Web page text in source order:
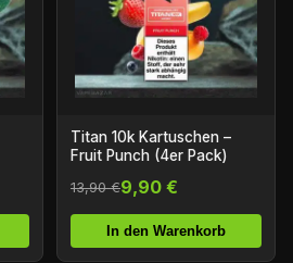
Titan 10k Kartuschen –
Fruit Punch (4er Pack)
13,90 €9,90 €
In den Warenkorb